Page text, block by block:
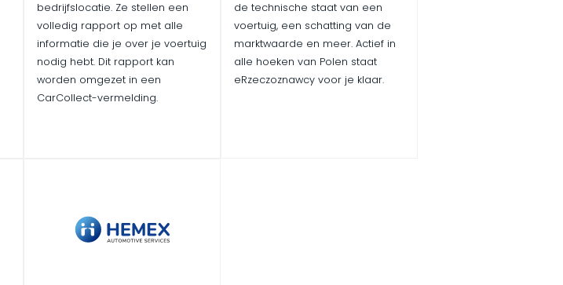
bedrijfslocatie. Ze stellen een
volledig rapport op met alle
informatie die je over je voertuig
nodig hebt. Dit rapport kan
worden omgezet in een
CarCollect-vermelding.
de technische staat van een
voertuig, een schatting van de
marktwaarde en meer. Actief in
alle hoeken van Polen staat
eRzeczoznawcy voor je klaar.